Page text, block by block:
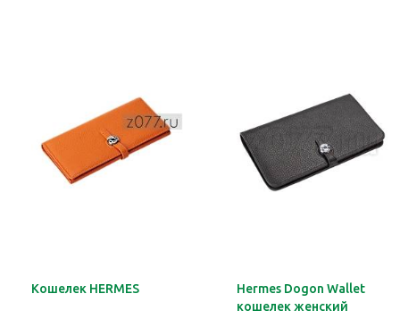
Кошелек HERMES
Hermes Dogon Wallet
кошелек женский